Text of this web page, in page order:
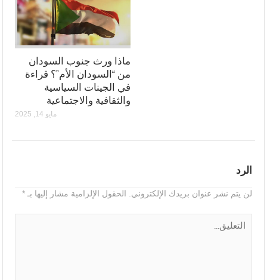
ماذا ورث جنوب السودان
من “السودان الأم”؟ قراءة
في الجينات السياسية
والثقافية والاجتماعية
مايو 14, 2025
الرد
لن يتم نشر عنوان بريدك الإلكتروني. الحقول الإلزامية مشار إليها بـ*